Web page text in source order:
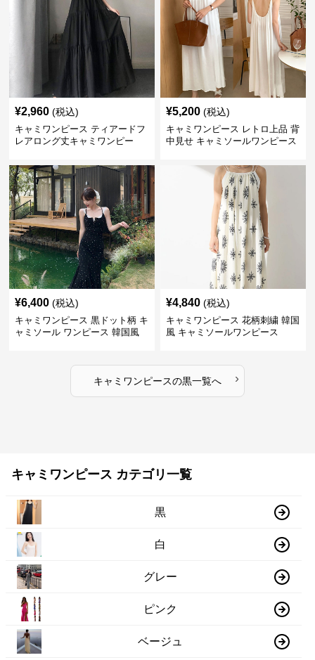
¥2,960 (税込)
キャミワンピース ティアードフ
レアロング丈キャミワンピー
¥5,200 (税込)
キャミワンピース レトロ上品 背
中見せ キャミソールワンピース
¥6,400 (税込)
キャミワンピース 黒ドット柄 キ
ャミソール ワンピース 韓国風
¥4,840 (税込)
キャミワンピース 花柄刺繍 韓国
風 キャミソールワンピース
キャミワンピースの黒一覧へ ›
キャミワンピース カテゴリ一覧
黒
白
グレー
ピンク
ベージュ